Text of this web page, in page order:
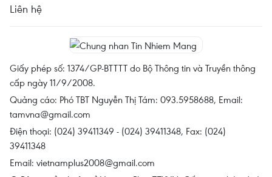
Liên hệ
Giấy phép số: 1374/GP-BTTTT do Bộ Thông tin và Truyền thông
cấp ngày 11/9/2008.
Quảng cáo: Phó TBT Nguyễn Thị Tám: 093.5958688, Email:
tamvna@gmail.com
Điện thoại: (024) 39411349 - (024) 39411348, Fax: (024)
39411348
Email: vietnamplus2008@gmail.com